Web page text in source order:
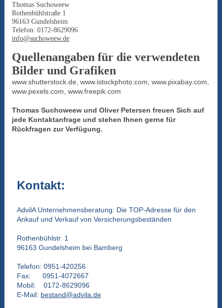
Thomas Suchoweew
Rothenbühlstraße 1
96163 Gundelsheim
Telefon: 0172-8629096
info@suchoweew.de
Quellenangaben für die verwendeten
Bilder und Grafiken
www.shutterstock.de, www.istockphoto.com, www.pixabay.com,
www.pexels.com, www.freepik.com
Thomas Suchoweew und Oliver Petersen freuen Sich auf
jede Kontaktanfrage und stehen Ihnen gerne für
Rückfragen zur Verfügung.
Kontakt:
AdvilA Unternehmensberatung: Die TOP-Adresse für den
Ankauf und Verkauf von Versicherungsbeständen
Rothenbühlstr. 1
96163 Gundelsheim bei Bamberg
Telefon: 0951-420256
Fax: 0951-4072667
Mobil: 0172-8629096
E-Mail: bestand@advila.de